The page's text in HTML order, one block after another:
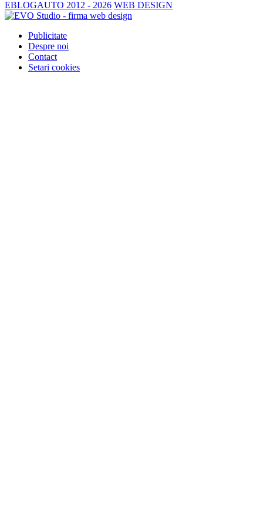
EBLOGAUTO 2012 - 2026 WEB DESIGN
Publicitate
Despre noi
Contact
Setari cookies